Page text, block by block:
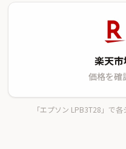
楽天
価格を確
「エプソン LPB3T28」で